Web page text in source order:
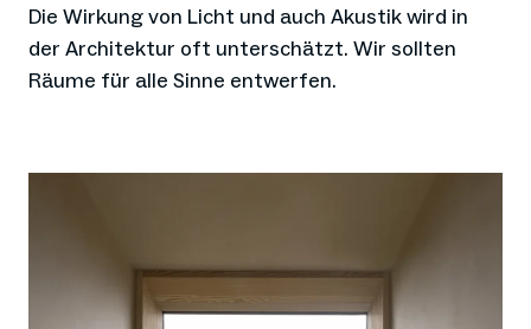
Die Wirkung von Licht und auch Akustik wird in
der Architektur oft unterschätzt. Wir sollten
Räume für alle Sinne entwerfen.